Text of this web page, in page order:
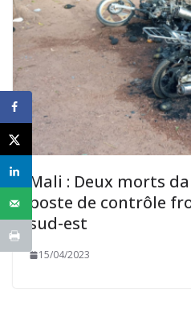
Mali : Deux morts
poste de contrôle
sud-est
15/04/2023